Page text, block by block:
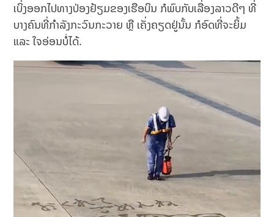
ເບິ່ງອອກໄປທາງປ່ອງຢ້ຽມຂອງເຮືອບິນ ກໍພົບກັບເລື່ອງລາວດີໆ ທີ່
ບາງຄົນທີ່ກຳລັງກະວົນກະວາຍ ຫຼື ເຄັ່ງຄຽດຢູ່ນັ້ນ ກໍອົດທີ່ຈະຍິ້ມ
ແລະ ໃຈອ່ອນບໍ່ໄດ້.